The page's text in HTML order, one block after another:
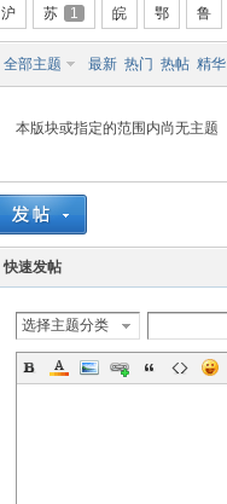
沪 苏 1 皖 鄂 鲁
全部主题 最新 热门 热帖 精华
本版块或指定的范围内尚无主题
快速发帖
选择主题分类